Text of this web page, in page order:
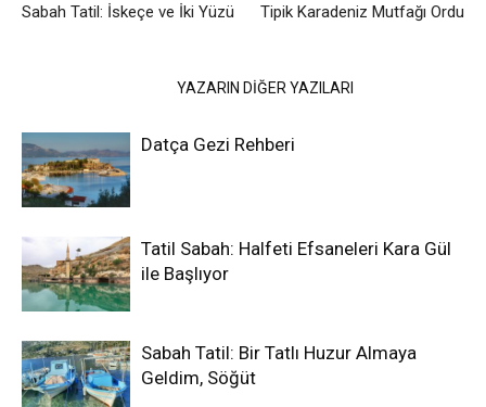
Sabah Tatil: İskeçe ve İki Yüzü Tipik Karadeniz Mutfağı Ordu
YAZARIN DİĞER YAZILARI
Datça Gezi Rehberi
Tatil Sabah: Halfeti Efsaneleri Kara Gül
ile Başlıyor
Sabah Tatil: Bir Tatlı Huzur Almaya
Geldim, Söğüt